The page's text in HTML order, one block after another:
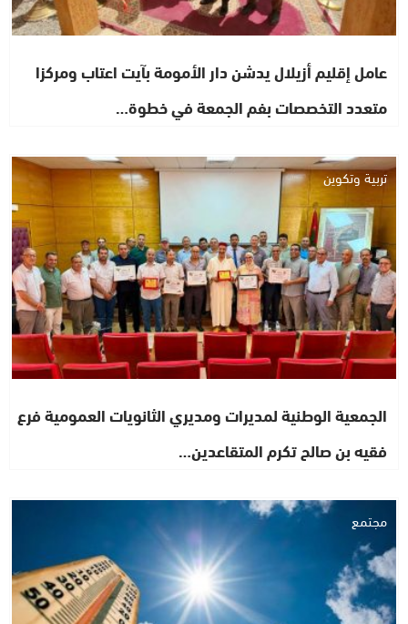
عامل إقليم أزيلال يدشن دار الأمومة بآيت اعتاب ومركزا
متعدد التخصصات بفم الجمعة في خطوة…
تربية وتكوين
الجمعية الوطنية لمديرات ومديري الثانويات العمومية فرع
فقيه بن صالح تكرم المتقاعدين…
مجتمع